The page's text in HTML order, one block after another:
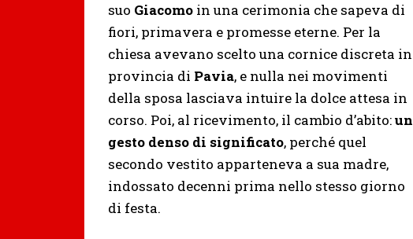
suo Giacomo in una cerimonia che sapeva di
fiori, primavera e promesse eterne. Per la
chiesa avevano scelto una cornice discreta in
provincia di Pavia, e nulla nei movimenti
della sposa lasciava intuire la dolce attesa in
corso. Poi, al ricevimento, il cambio d’abito:un
gesto denso di significato, perché quel
secondo vestito apparteneva a sua madre,
indossato decenni prima nello stesso giorno
di festa.